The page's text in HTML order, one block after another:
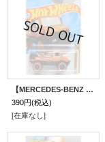
【MERCEDES-BENZ UIMOG 1300L】ORANGE/OR6SP
390円(税込)
[在庫なし]